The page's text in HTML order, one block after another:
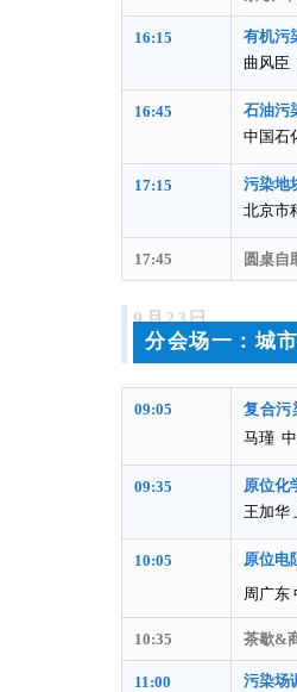
16:15
有机污
曲风臣
16:45
石油污
中国石
17:15
污染地
北京市
17:45 圆桌自
9月23日
分会场一：
09:05
复合污
马瑾
09:35
原位化
王加华
10:05
原位电
周广东
10:35 茶歇&
11:00
污染场